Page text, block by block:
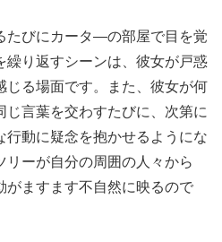
たびにカータ―の部屋で目を覚
繰り返すシーンは、彼女が戸惑
じる場面です。また、彼女が何
じ言葉を交わすたびに、次第に
行動に疑念を抱かせるようにな
リーが自分の周囲の人々から
がますます不自然に映るので